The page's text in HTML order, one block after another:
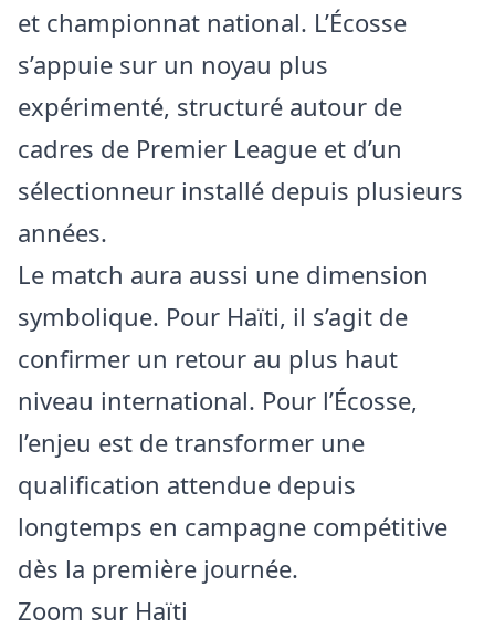
et championnat national. L’Écosse
s’appuie sur un noyau plus
expérimenté, structuré autour de
cadres de Premier League et d’un
sélectionneur installé depuis plusieurs
années.
Le match aura aussi une dimension
symbolique. Pour Haïti, il s’agit de
confirmer un retour au plus haut
niveau international. Pour l’Écosse,
l’enjeu est de transformer une
qualification attendue depuis
longtemps en campagne compétitive
dès la première journée.
Zoom sur Haïti